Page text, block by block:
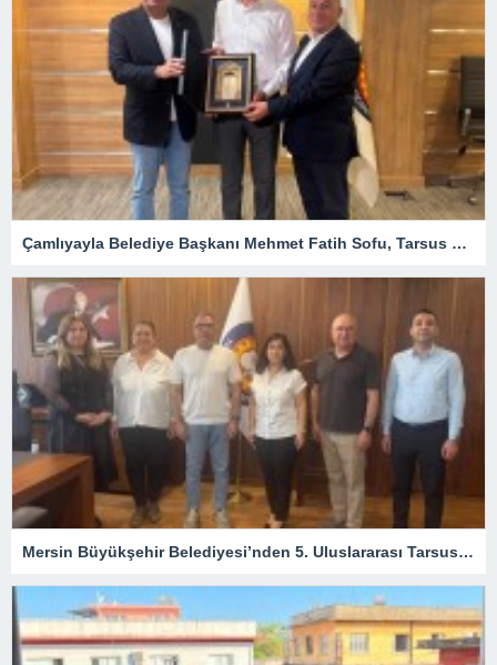
Çamlıyayla Belediye Başkanı Mehmet Fatih Sofu, Tarsus TSO Meclis Toplantısına Konuk Oldu
Mersin Büyükşehir Belediyesi’nden 5. Uluslararası Tarsus Festivali İçin Hazırlık Toplantıları